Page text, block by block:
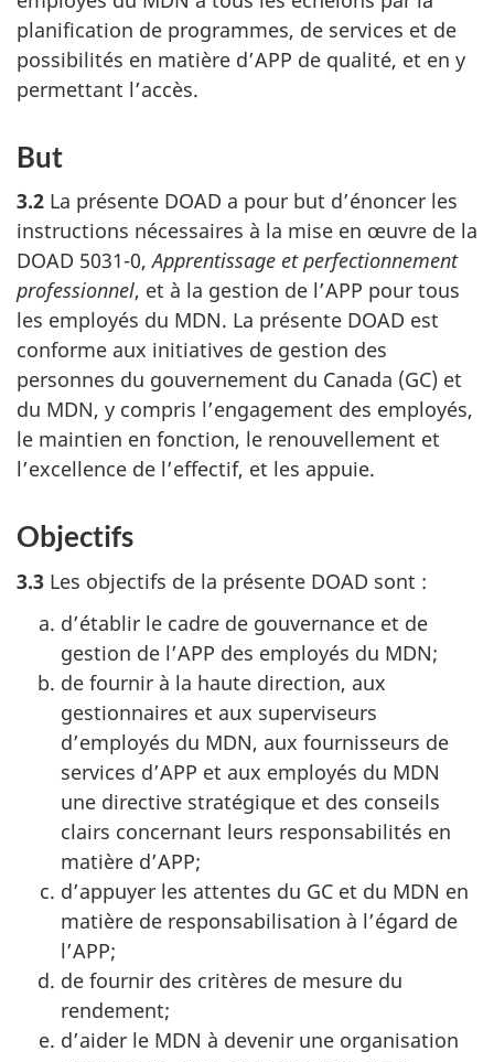
planification de programmes, de services et de
possibilités en matière d’APP de qualité, et en y
permettant l’accès.
But
3.2 La présente DOAD a pour but d’énoncer les
instructions nécessaires à la mise en œuvre de la
DOAD 5031-0,Apprentissage et perfectionnement
professionnel, et à la gestion de l’APP pour tous
les employés du MDN. La présente DOAD est
conforme aux initiatives de gestion des
personnes du gouvernement du Canada (GC) et
du MDN, y compris l’engagement des employés,
le maintien en fonction, le renouvellement et
l’excellence de l’effectif, et les appuie.
Objectifs
3.3 Les objectifs de la présente DOAD sont :
d’établir le cadre de gouvernance et de
gestion de l’APP des employés du MDN;
de fournir à la haute direction, aux
gestionnaires et aux superviseurs
d’employés du MDN, aux fournisseurs de
services d’APP et aux employés du MDN
une directive stratégique et des conseils
clairs concernant leurs responsabilités en
matière d’APP;
d’appuyer les attentes du GC et du MDN en
matière de responsabilisation à l’égard de
l’APP;
de fournir des critères de mesure du
rendement;
d’aider le MDN à devenir une organisation